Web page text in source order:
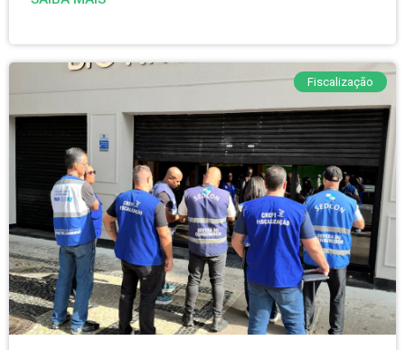
Fiscalização